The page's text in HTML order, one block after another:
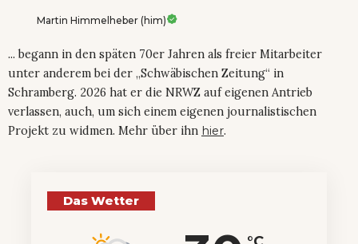
Martin Himmelheber (him)
... begann in den späten 70er Jahren als freier Mitarbeiter
unter anderem bei der „Schwäbischen Zeitung“ in
Schramberg. 2026 hat er die NRWZ auf eigenen Antrieb
verlassen, auch, um sich einem eigenen journalistischen
Projekt zu widmen. Mehr über ihn hier.
Das Wetter